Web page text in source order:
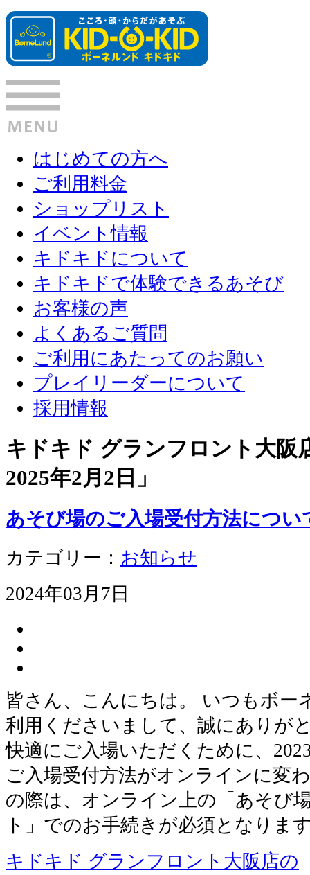
はじめての方へ
ご利用料金
ショップリスト
イベント情報
キドキドについて
キドキドで体験できるあそび
お客様の声
よくあるご質問
ご利用にあたってのお願い
プレイリーダーについて
採用情報
キドキド グランフロント大
2025年2月2日 」
あそび場のご入場受付方法につい
カテゴリー： お知らせ
2024年03月7日
皆さん、こんにちは。 いつもボー
利用くださいまして、誠にありが
快適にご入場いただくために、
ご入場受付方法がオンラインに変
の際は、オンライン上の「あそび
ト」でのお手続きが必須となりま
キドキド グランフロント大阪店の